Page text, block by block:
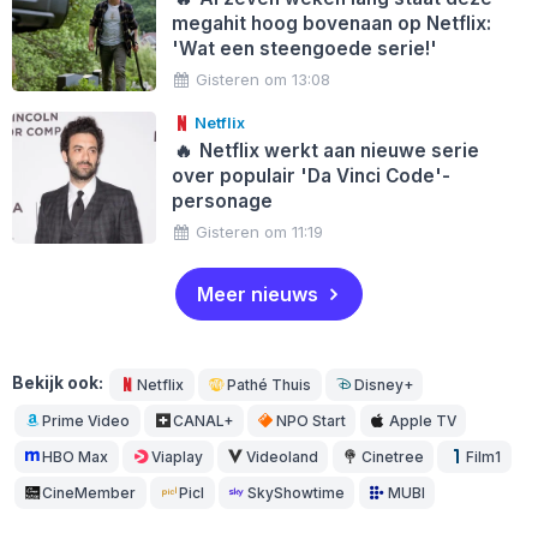
megahit hoog bovenaan op Netflix:
'Wat een steengoede serie!'
Gisteren om 13:08
Netflix
🔥 Netflix werkt aan nieuwe serie
over populair 'Da Vinci Code'-
personage
Gisteren om 11:19
Meer nieuws
Bekijk ook: Netflix Pathé Thuis Disney+
Prime Video CANAL+ NPO Start Apple TV
HBO Max Viaplay Videoland Cinetree Film1
CineMember Picl SkyShowtime MUBI